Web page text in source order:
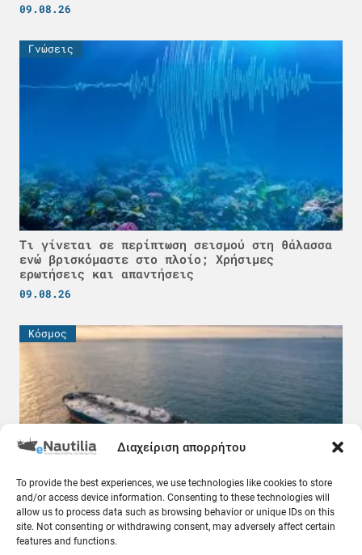
Διαχείριση απορρήτου
To provide the best experiences, we use technologies like cookies to store
and/or access device information. Consenting to these technologies will
allow us to process data such as browsing behavior or unique IDs on this
site. Not consenting or withdrawing consent, may adversely affect certain
features and functions.
09.08.26
Γνώσεις
Τι γίνεται σε περίπτωση σεισμού στη θάλασσα
ενώ βρισκόμαστε στο πλοίο; Χρήσιμες
ερωτήσεις και απαντήσεις
09.08.26
Κόσμος
Δεξαμενόπλοιο VLCC πήρε 25 εκατ. δολάρια για
να περάσει από το Ορμούζ